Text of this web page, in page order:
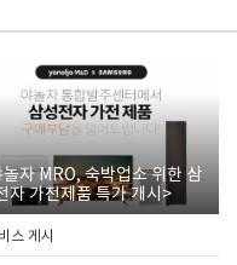
놀자 MRO, 숙박업소 위한 삼
자 가전제품 특가 개시>
스 게시